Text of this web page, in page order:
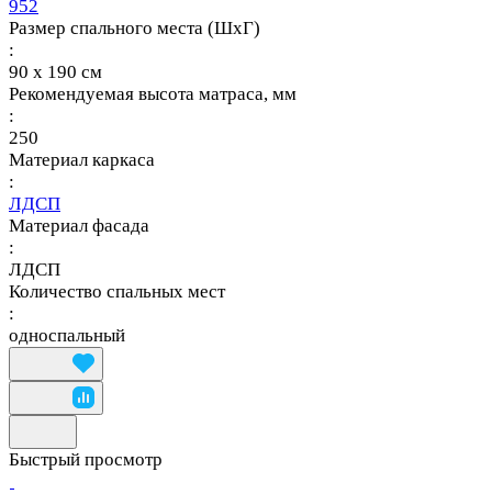
952
Размер спального места (ШхГ)
:
90 х 190 см
Рекомендуемая высота матраса, мм
:
250
Материал каркаса
:
ЛДСП
Материал фасада
:
ЛДСП
Количество спальных мест
:
односпальный
Быстрый просмотр